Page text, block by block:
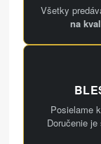
Všetky
na
Posielame
Doručenie